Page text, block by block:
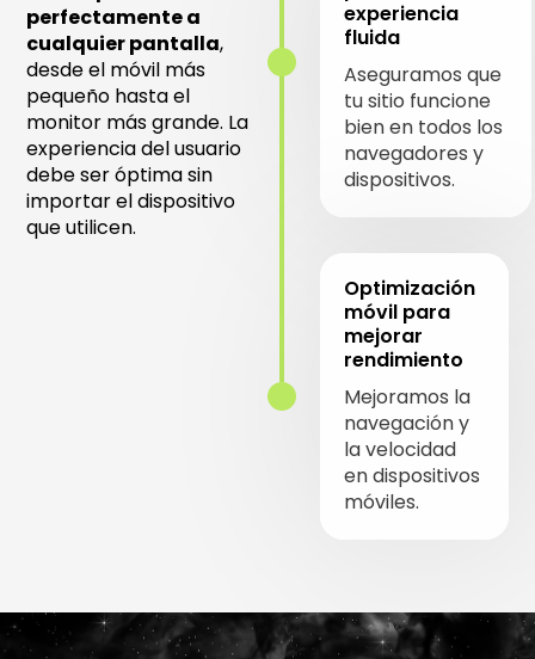
perfectamente a
cualquier pantalla,
desde el móvil más
pequeño hasta el
monitor más grande. La
experiencia del usuario
debe ser óptima sin
importar el dispositivo
que utilicen.
experiencia
fluida
Aseguramos que
tu sitio funcione
bien en todos los
navegadores y
dispositivos.
Optimización
móvil para
mejorar
rendimiento
Mejoramos la
navegación y
la velocidad
en dispositivos
móviles.